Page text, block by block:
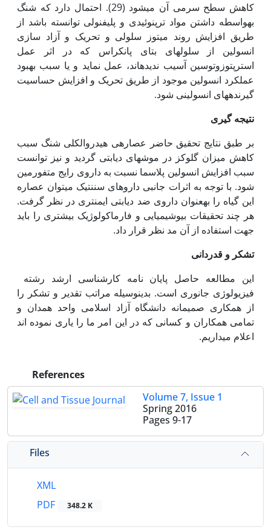
کاهش سطح سرمی آن می‏شود (29). احتمال دارد که شنگ
به‏واسطه داشتن مواد ترپنوئیدی و پلی‏فنولی توانسته باشد از
طریق افزایش روند میتوز سلولی و تحریک و آزاد سازی
انسولین از سلول­های بتای پانکراس که در اثر عمل
استرپتوزوتوسین آسیب ندیده‏اند، عمل نماید و یا سبب بهبود
عملکرد انسولین موجود از طریق تحریک و افزایش حساسیت
گیرنده­های انسولینی شود.
نتیجه گیری
بر طبق نتایج تحقیق حاضر عصاره­ی هیدروالکلی شنگ سبب
کاهش میزان گلوکز در موش­های دیابتی گردید و نیز توانست
سبب افزایش انسولین پلاسما نسبت به داروی رایج متفورمین
شود. با توجه به اثرات جانبی داروهای سننتیک می­توان عصاره
این گیاه را به‏عنوان داروی ضد دیابتی ایمن­تری در نظر گرفت.
هر چند تحقیقات بیوشیمیایی و فارماکولوژیک بیشتری را باید
جهت استفاده از آن مد نظر قرار داد.
تشکر و قدردانی
این مطالعه حاصل پایان نامه کارشناسی ارشد رشته
فیزیولوژی جانوری است. بدین‏وسیله مراتب تقدیر و تشکر را
از همکاری صمیمانه دانشگاه آزاد اسلامی واحد همدان و
تمامی همکاران و کسانی که در این امر ما را یاری نموده اند
اعلام می‏داریم.
References
Volume 7, Issue 1
Spring 2016
Pages 9-17
Files
XML
PDF
348.2 K